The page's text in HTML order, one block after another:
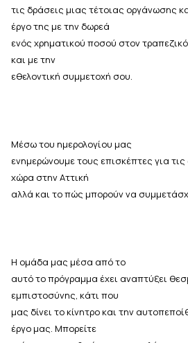
τις δράσεις μιας τέτοιας οργάνωσης
έργο της με την δωρεά
ενός χρηματικού ποσού στον
και με την
εθελοντική συμμετοχή σου.
Μέσω του ημερολογίου μας
ενημερώνουμε τους επισκέπτες για
χώρα στην Αττική
αλλά και το πώς μπορούν να
Η ομάδα μας μέσα από το
αυτό το πρόγραμμα έχει αναπτύξει
εμπιστοσύνης, κάτι που
μας δίνει το κίνητρο και την
έργο μας. Μπορείτε